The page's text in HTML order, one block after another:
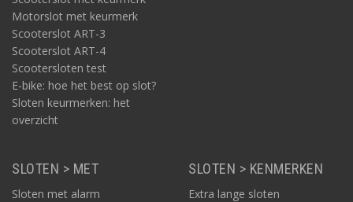
Motorslot met keurmerk
Scooterslot ART-3
Scooterslot ART-4
Scootersloten test
E-bike: hoe het best op slot?
Sloten keurmerken: het
overzicht
SLOTEN > MET
Sloten met alarm
SLOTEN > KENMERKEN
Extra lange sloten